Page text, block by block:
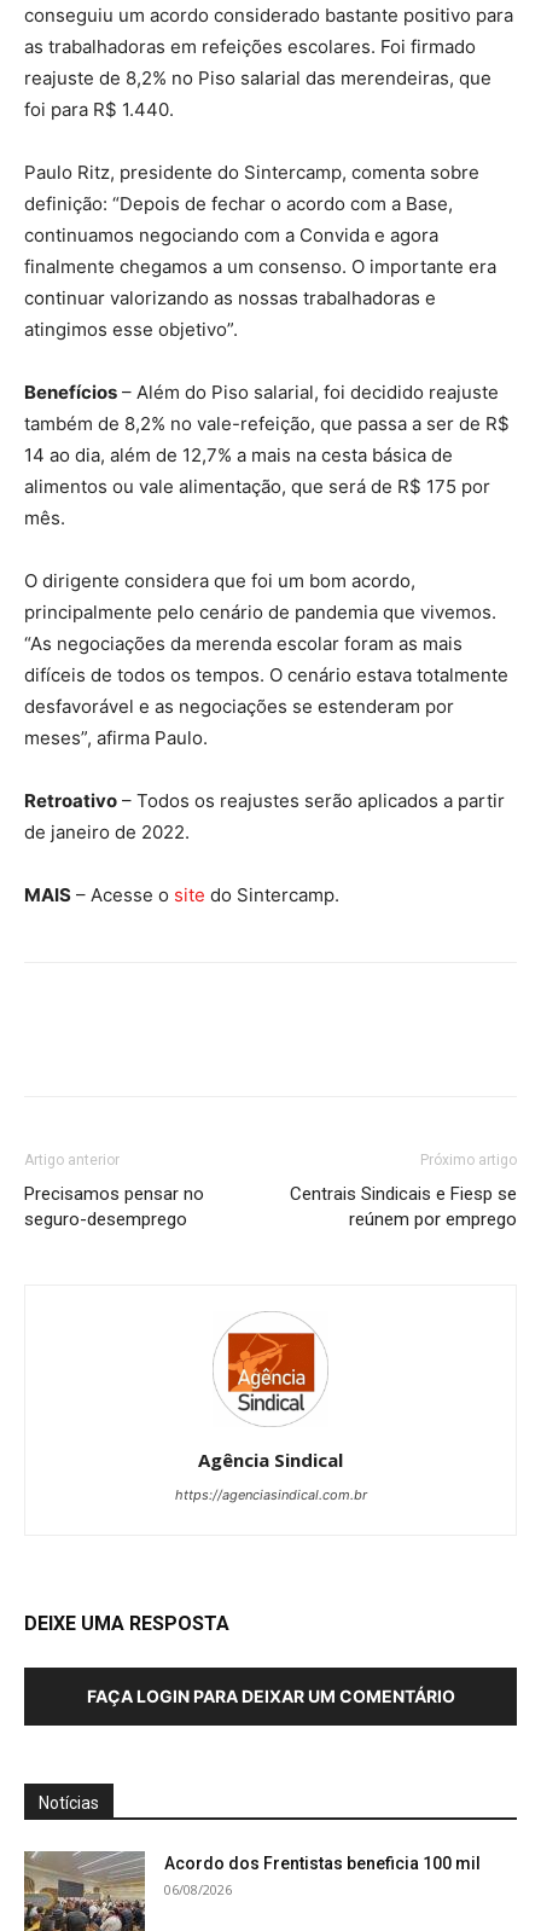
conseguiu um acordo considerado bastante positivo para
as trabalhadoras em refeições escolares. Foi firmado
reajuste de 8,2% no Piso salarial das merendeiras, que
foi para R$ 1.440.
Paulo Ritz, presidente do Sintercamp, comenta sobre
definição: “Depois de fechar o acordo com a Base,
continuamos negociando com a Convida e agora
finalmente chegamos a um consenso. O importante era
continuar valorizando as nossas trabalhadoras e
atingimos esse objetivo”.
Benefícios – Além do Piso salarial, foi decidido reajuste
também de 8,2% no vale-refeição, que passa a ser de R$
14 ao dia, além de 12,7% a mais na cesta básica de
alimentos ou vale alimentação, que será de R$ 175 por
mês.
O dirigente considera que foi um bom acordo,
principalmente pelo cenário de pandemia que vivemos.
“As negociações da merenda escolar foram as mais
difíceis de todos os tempos. O cenário estava totalmente
desfavorável e as negociações se estenderam por
meses”, afirma Paulo.
Retroativo – Todos os reajustes serão aplicados a partir
de janeiro de 2022.
MAIS – Acesse o site do Sintercamp.
Artigo anterior
Precisamos pensar no
seguro-desemprego
Próximo artigo
Centrais Sindicais e Fiesp se
reúnem por emprego
Agência Sindical
https://agenciasindical.com.br
DEIXE UMA RESPOSTA
FAÇA LOGIN PARA DEIXAR UM COMENTÁRIO
Notícias
Acordo dos Frentistas beneficia 100 mil
06/08/2026